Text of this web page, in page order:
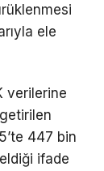
ele
verilerine
447 bin
ifade